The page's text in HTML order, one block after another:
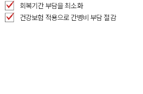
회복기간 부담을 최소화​
건강보험 적용으로 간병비 부담 절감​